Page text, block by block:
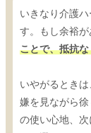
いきなり介護
す。もし余裕が
ことで、抵抗
いやがるとき
嫌を見ながら
の使い心地、